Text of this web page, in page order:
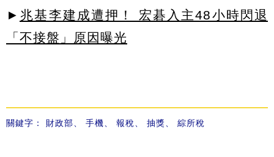
► 兆基李建成遭押！ 宏碁入主48小時閃退
「不接盤」原因曝光
關鍵字： 財政部 手機 報稅 抽獎 綜所稅